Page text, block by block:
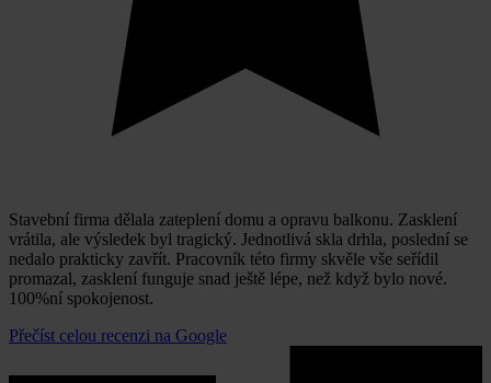
Stavební firma dělala zateplení domu a opravu balkonu. Zasklení
vrátila, ale výsledek byl tragický. Jednotlivá skla drhla, poslední se
nedalo prakticky zavřít. Pracovník této firmy skvěle vše seřídil
promazal, zasklení funguje snad ještě lépe, než když bylo nové.
100%ní spokojenost.
Přečíst celou recenzi na Google